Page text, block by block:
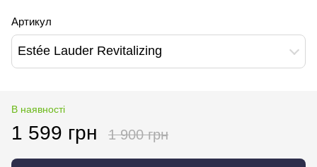
Артикул
Estée Lauder Revitalizing
В наявності
1 599 грн 1 900 грн